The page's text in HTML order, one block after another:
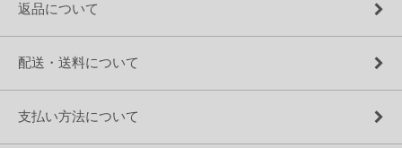
返品について
配送・送料について
支払い方法について